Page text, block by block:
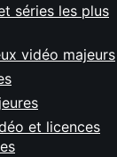
séries les plus
vidéo majeurs
et licences